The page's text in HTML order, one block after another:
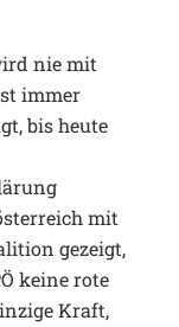
nie mit
immer
bis heute
mit
gezeigt,
keine rote
Kraft,